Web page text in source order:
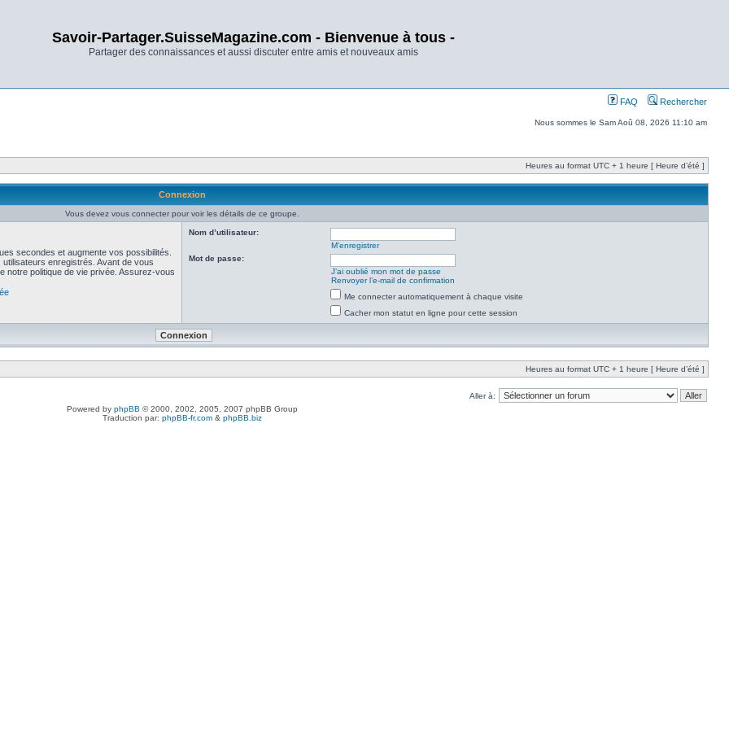
Savoir-Partager.SuisseMagazine.com - Bienvenue à tous -
Partager des connaissances et aussi discuter entre amis et nouveaux amis
FAQ Rechercher
Nous sommes le Sam Aoû 08, 2026 11:10 am
Heures au format UTC + 1 heure [ Heure d’été ]
Connexion
Vous devez vous connecter pour voir les détails de ce groupe.
secondes et augmente vos possibilités.
enregistrés. Avant de vous
notre politique de vie privée. Assurez-vous
Nom d’utilisateur:
M’enregistrer
Mot de passe:
J’ai oublié mon mot de passe
Renvoyer l’e-mail de confirmation
Me connecter automatiquement à chaque visite
Cacher mon statut en ligne pour cette session
Heures au format UTC + 1 heure [ Heure d’été ]
Aller à:
Powered by phpBB © 2000, 2002, 2005, 2007 phpBB Group
Traduction par: phpBB-fr.com & phpBB.biz